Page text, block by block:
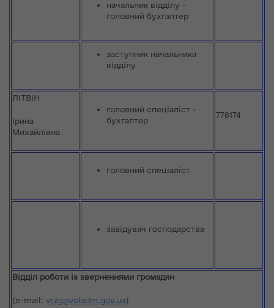
начальник відділу -
головний бухгалтер
заступник начальника
відділу
ЛІТВІН
Ірина
Михайлівна
головний спеціаліст -
бухгалтер
778174
головний спеціаліст
завідувач господарства
Відділ роботи із зверненнями громадян
(e-mail: vrzg@voladm.gov.ua)